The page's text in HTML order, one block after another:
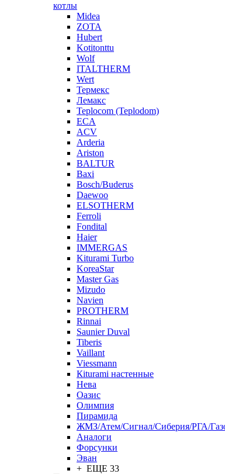
котлы
Midea
ZOTA
Hubert
Kotitonttu
Wolf
ITALTHERM
Wert
Термекс
Лемакс
Teplocom (Teplodom)
ECA
ACV
Arderia
Ariston
BALTUR
Baxi
Bosch/Buderus
Daewoo
ELSOTHERM
Ferroli
Fondital
Haier
IMMERGAS
Kiturami Turbo
KoreaStar
Master Gas
Mizudo
Navien
PROTHERM
Rinnai
Saunier Duval
Tiberis
Vaillant
Viessmann
Кiturami настенные
Нева
Оазис
Олимпия
Пирамида
ЖМЗ/Атем/Сигнал/Сиберия/РГА/
Aналоги
Форсунки
Эван
+ ЕЩЕ 33